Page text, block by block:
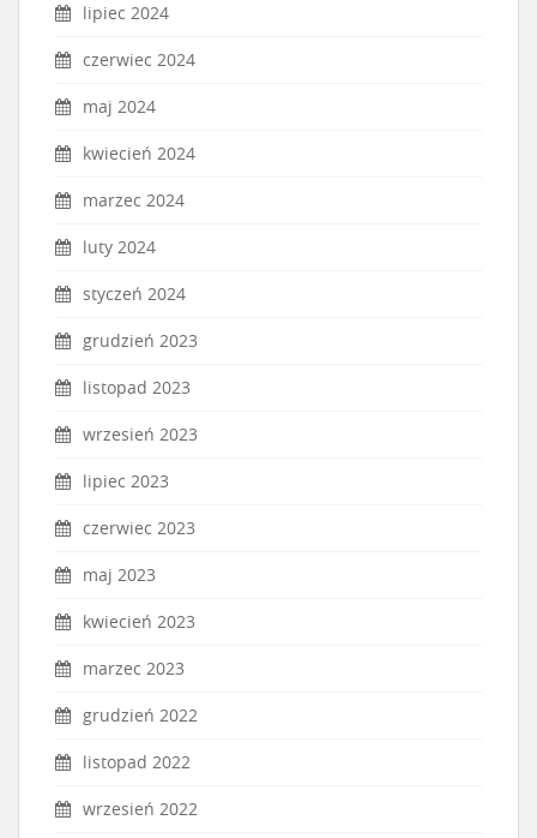
lipiec 2024
czerwiec 2024
maj 2024
kwiecień 2024
marzec 2024
luty 2024
styczeń 2024
grudzień 2023
listopad 2023
wrzesień 2023
lipiec 2023
czerwiec 2023
maj 2023
kwiecień 2023
marzec 2023
grudzień 2022
listopad 2022
wrzesień 2022